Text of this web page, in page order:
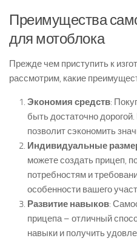
Преимущества
для мотоблока
Прежде чем приступить к
рассмотрим, какие
Экономия средств:
быть достаточно
позволит сэкономить
Индивидуальные
можете создать прицеп,
потребностям и
особенности вашего
Развитие навыков:
прицепа – отличный
навыки и получить